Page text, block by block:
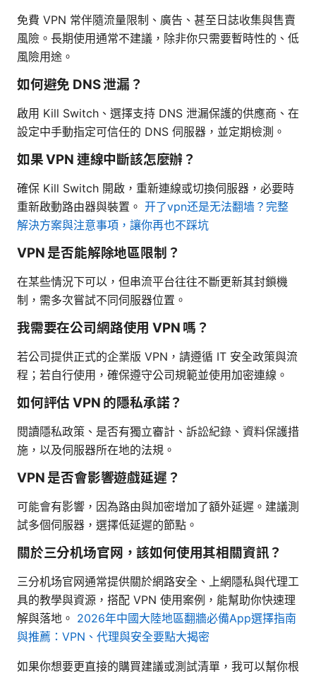
免費 VPN 常伴隨流量限制、廣告、甚至日誌收集與售賣
風險。長期使用通常不建議，除非你只需要暫時性的、低
風險用途。
如何避免 DNS 泄漏？
啟用 Kill Switch、選擇支持 DNS 泄漏保護的供應商、在
設定中手動指定可信任的 DNS 伺服器，並定期檢測。
如果 VPN 連線中斷該怎麼辦？
確保 Kill Switch 開啟，重新連線或切換伺服器，必要時
重新啟動路由器與裝置。 开了vpn还是无法翻墙？完整
解決方案與注意事項，讓你再也不踩坑
VPN 是否能解除地區限制？
在某些情況下可以，但串流平台往往不斷更新其封鎖機
制，需多次嘗試不同伺服器位置。
我需要在公司網路使用 VPN 嗎？
若公司提供正式的企業版 VPN，請遵循 IT 安全政策與流
程；若自行使用，確保遵守公司規範並使用加密連線。
如何評估 VPN 的隱私承諾？
閱讀隱私政策、是否有獨立審計、訴訟紀錄、資料保護措
施，以及伺服器所在地的法規。
VPN 是否會影響遊戲延遲？
可能會有影響，因為路由與加密增加了額外延遲。建議測
試多個伺服器，選擇低延遲的節點。
關於三分机场官网，該如何使用其相關資訊？
三分机场官网通常提供關於網路安全、上網隱私與代理工
具的教學與資源，搭配 VPN 使用案例，能幫助你快速理
解與落地。 2026年中國大陸地區翻牆必備App選擇指南
與推薦：VPN、代理與安全要點大揭密
如果你想要更直接的購買建議或測試清單，我可以幫你根